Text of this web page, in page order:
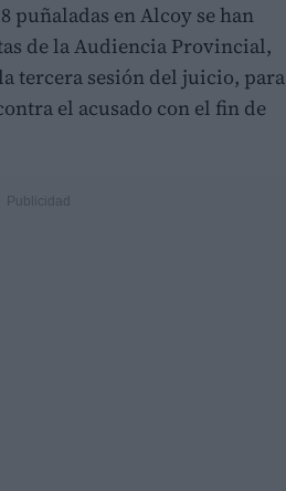
puñaladas en Alcoy se han
de la Audiencia Provincial,
tercera sesión del juicio, para
el acusado con el fin de